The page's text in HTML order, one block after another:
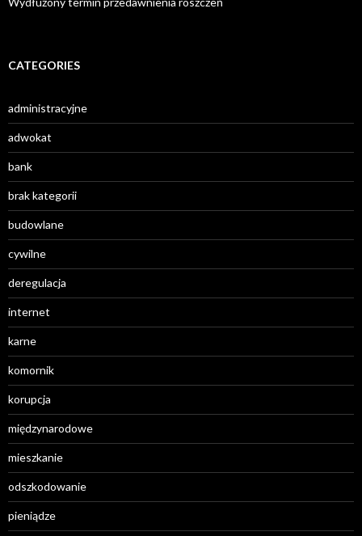
CATEGORIES
administracyjne
adwokat
bank
brak kategorii
budowlane
cywilne
deregulacja
internet
karne
komornik
korupcja
międzynarodowe
mieszkanie
odszkodowanie
pieniądze